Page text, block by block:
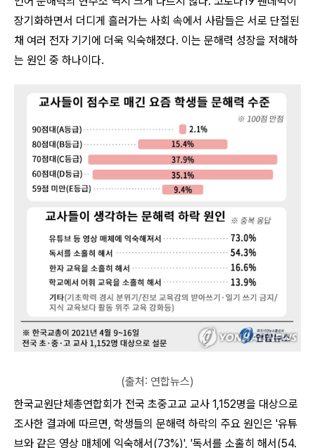
장기화하면서 더디게 흘러가는 사회 속에서 사람들은 서로 단절된
채 여러 전자 기기에 더욱 익숙해졌다. 이는 문해력 성장을 저해하
는 원인 중 하나이다.
(출처: 연합뉴스)
한국교원단체총연합회가 전국 초중고교 교사 1,152명을 대상으로
조사한 결과에 따르면, 학생들의 문해력 하락의 주요 원인은 '유튜
브와 같은 영상 매체에 익숙해서(73%)', '독서를 소홀히 해서(54.